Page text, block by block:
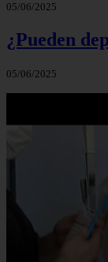
05/06/2025
¿Pueden
05/06/2025